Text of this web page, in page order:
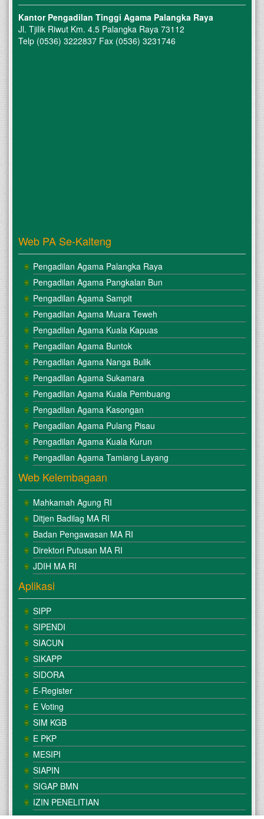
Kantor Pengadilan Tinggi Agama Palangka Raya
Jl. Tjilik Riwut Km. 4.5 Palangka Raya 73112
Telp (0536) 3222837 Fax (0536) 3231746
Web PA Se-Kalteng
Pengadilan Agama Palangka Raya
Pengadilan Agama Pangkalan Bun
Pengadilan Agama Sampit
Pengadilan Agama Muara Teweh
Pengadilan Agama Kuala Kapuas
Pengadilan Agama Buntok
Pengadilan Agama Nanga Bulik
Pengadilan Agama Sukamara
Pengadilan Agama Kuala Pembuang
Pengadilan Agama Kasongan
Pengadilan Agama Pulang Pisau
Pengadilan Agama Kuala Kurun
Pengadilan Agama Tamiang Layang
Web Kelembagaan
Mahkamah Agung RI
Ditjen Badilag MA RI
Badan Pengawasan MA RI
Direktori Putusan MA RI
JDIH MA RI
Aplikasi
SIPP
SIPENDI
SIACUN
SIKAPP
SIDORA
E-Register
E Voting
SIM KGB
E PKP
MESIPI
SIAPIN
SIGAP BMN
IZIN PENELITIAN